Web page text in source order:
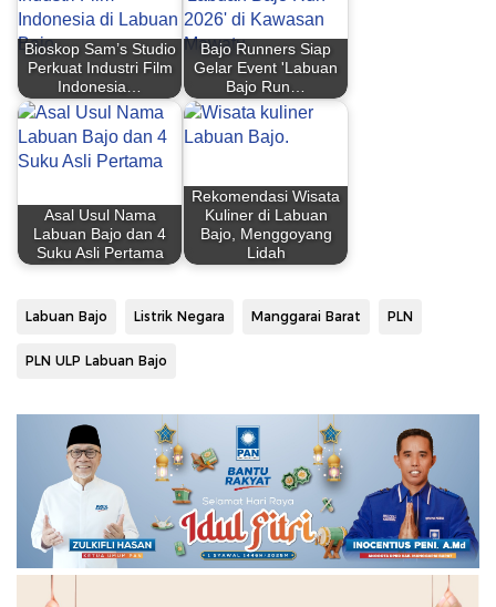
Bioskop Sam’s Studio
Perkuat Industri Film
Indonesia…
Bajo Runners Siap
Gelar Event 'Labuan
Bajo Run…
Asal Usul Nama
Labuan Bajo dan 4
Suku Asli Pertama
Rekomendasi Wisata
Kuliner di Labuan
Bajo, Menggoyang
Lidah
Labuan Bajo Listrik Negara Manggarai Barat PLN
PLN ULP Labuan Bajo